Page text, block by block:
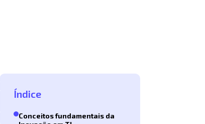
Índice
Conceitos fundamentais da